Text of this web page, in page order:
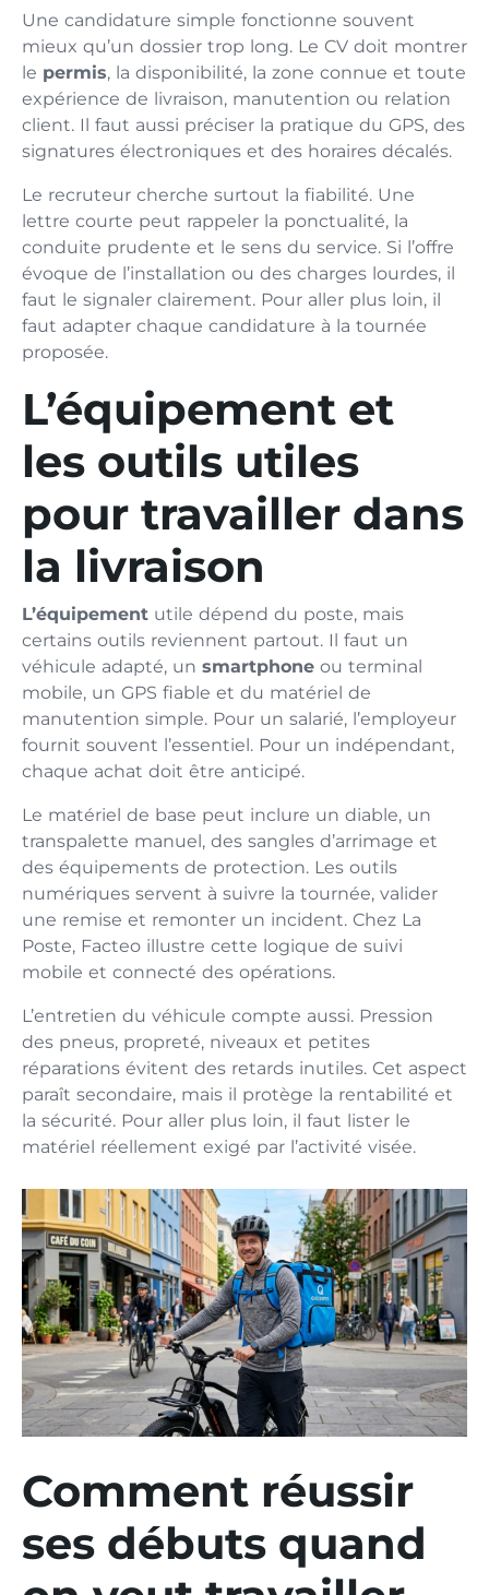
Une candidature simple fonctionne souvent
mieux qu’un dossier trop long. Le CV doit montrer
le permis, la disponibilité, la zone connue et toute
expérience de livraison, manutention ou relation
client. Il faut aussi préciser la pratique du GPS, des
signatures électroniques et des horaires décalés.
Le recruteur cherche surtout la fiabilité. Une
lettre courte peut rappeler la ponctualité, la
conduite prudente et le sens du service. Si l’offre
évoque de l’installation ou des charges lourdes, il
faut le signaler clairement. Pour aller plus loin, il
faut adapter chaque candidature à la tournée
proposée.
L’équipement et
les outils utiles
pour travailler dans
la livraison
L’équipement utile dépend du poste, mais
certains outils reviennent partout. Il faut un
véhicule adapté, un smartphone ou terminal
mobile, un GPS fiable et du matériel de
manutention simple. Pour un salarié, l’employeur
fournit souvent l’essentiel. Pour un indépendant,
chaque achat doit être anticipé.
Le matériel de base peut inclure un diable, un
transpalette manuel, des sangles d’arrimage et
des équipements de protection. Les outils
numériques servent à suivre la tournée, valider
une remise et remonter un incident. Chez La
Poste, Facteo illustre cette logique de suivi
mobile et connecté des opérations.
L’entretien du véhicule compte aussi. Pression
des pneus, propreté, niveaux et petites
réparations évitent des retards inutiles. Cet aspect
paraît secondaire, mais il protège la rentabilité et
la sécurité. Pour aller plus loin, il faut lister le
matériel réellement exigé par l’activité visée.
Comment réussir
ses débuts quand